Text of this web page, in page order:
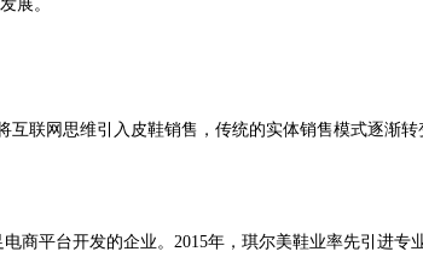
展。
联网思维引入皮鞋销售，传统的实体销售模式逐渐
平台开发的企业。2015年，琪尔美鞋业率先引进专